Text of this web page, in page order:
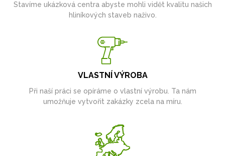
Stavíme ukázková centra abyste mohli vidět kvalitu našich
hliníkových staveb naživo.
VLASTNÍ VÝROBA
Při naší práci se opíráme o vlastní výrobu. Ta nám
umožňuje vytvořit zakázky zcela na míru.